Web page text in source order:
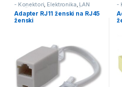
- Konektori, Elektronika, LAN
mreža & telefonska mreža
Adapter RJ11 ženski na RJ45
ženski
-